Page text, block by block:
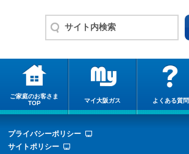
ご家庭のお客さま
TOP
マイ大阪ガス よくある質問
プライバシーポリシー
サイトポリシー